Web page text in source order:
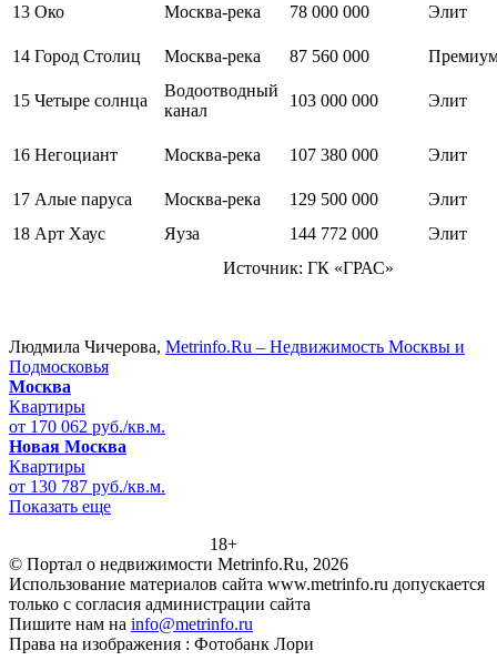
13 Око Москва-река 78 000 000 Элит
14 Город Столиц Москва-река 87 560 000
15 Четыре солнца
Водоотводный
канал
103 000 000 Элит
16 Негоциант Москва-река 107 380 000 Элит
17 Алые паруса Москва-река 129 500 000
Элит
18 Арт Хаус Яуза 144 772 000
Элит
Источник: ГК «ГРАС»
Людмила Чичерова, Metrinfo.Ru – Недвижимость Москвы и
Подмосковья
Москва
Квартиры
от 170 062 руб./кв.м.
Новая Москва
Квартиры
от 130 787 руб./кв.м.
Показать еще
18+
© Портал о недвижимости Metrinfo.Ru, 2026
Использование материалов сайта www.metrinfo.ru допускается
только с согласия администрации сайта
Пишите нам на info@metrinfo.ru
Права на изображения : Фотобанк Лори